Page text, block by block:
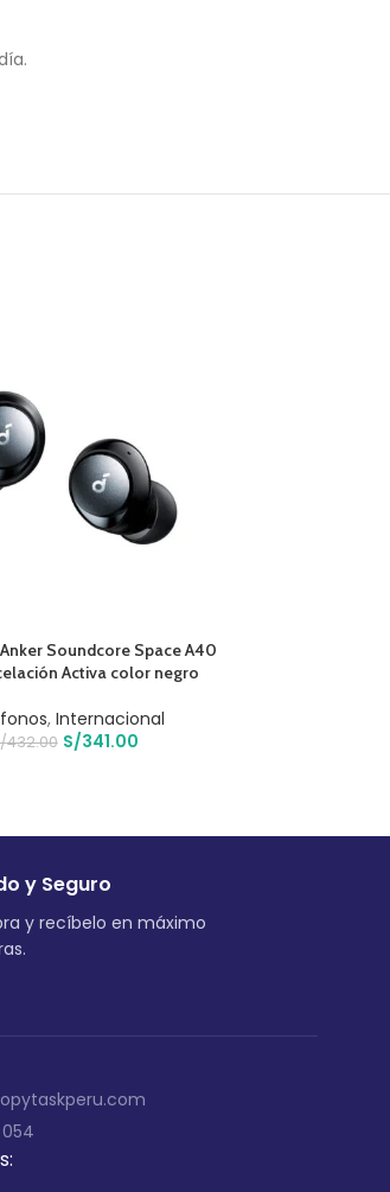
Soundcore Space A40
Activa color negro
, Internacional
432.00 S/341.00
y Seguro
y recíbelo en máximo
054